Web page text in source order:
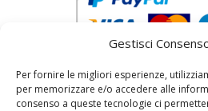
Gestisci
Per fornire le migliori esperienze,
per memorizzare e/o accedere alle
consenso a queste tecnologie ci